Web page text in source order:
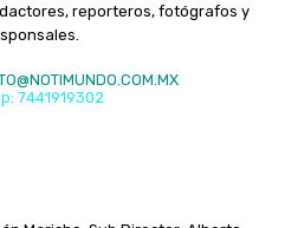
reporteros, fotógrafos y
7441919302